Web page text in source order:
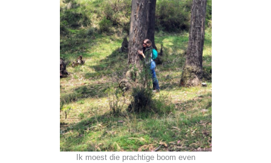
Ik moest die prachtige boom even